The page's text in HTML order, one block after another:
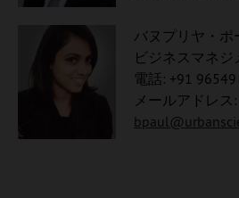
バヌプリヤ・ポ
ビジネスマネ
電話: +91
メールアドレス: